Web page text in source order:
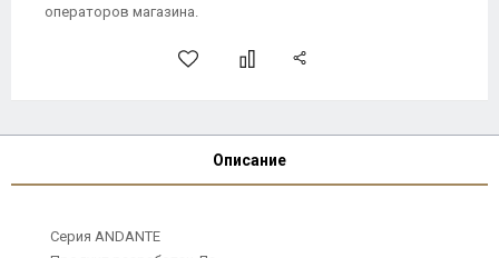
операторов магазина.
Описание
Серия ANDANTE